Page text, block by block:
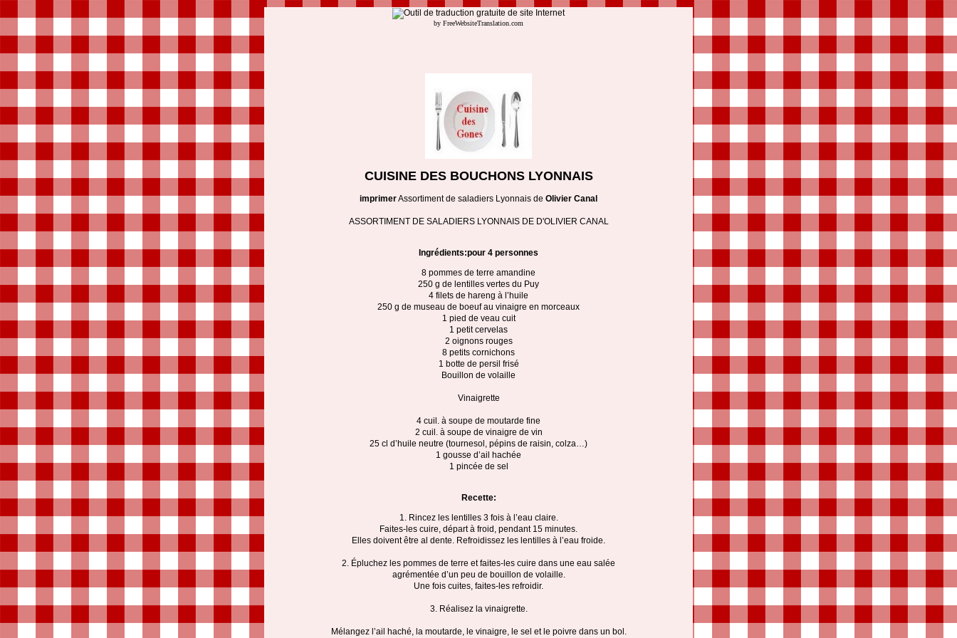
by FreeWebsiteTranslation.com
CUISINE DES BOUCHONS LYONNAIS
imprimerAssortiment de saladiers Lyonnais de Olivier Canal
ASSORTIMENT DE SALADIERS LYONNAIS DE D'OLIVIER CANAL
Ingrédients:pour 4 personnes
8 pommes de terre amandine
250 g de lentilles vertes du Puy
4 filets de hareng à l’huile
250 g de museau de boeuf au vinaigre en morceaux
1 pied de veau cuit
1 petit cervelas
2 oignons rouges
8 petits cornichons
1 botte de persil frisé
Bouillon de volaille
Vinaigrette
4 cuil. à soupe de moutarde fine
2 cuil. à soupe de vinaigre de vin
25 cl d’huile neutre (tournesol, pépins de raisin, colza…)
1 gousse d’ail hachée
1 pincée de sel
Recette:
1. Rincez les lentilles 3 fois à l’eau claire.
Faites-les cuire, départ à froid, pendant 15 minutes.
Elles doivent être al dente. Refroidissez les lentilles à l’eau froide.
2. Épluchez les pommes de terre et faites-les cuire dans une eau salée
agrémentée d’un peu de bouillon de volaille.
Une fois cuites, faites-les refroidir.
3. Réalisez la vinaigrette.
Mélangez l’ail haché, la moutarde, le vinaigre, le sel et le poivre dans un bol.